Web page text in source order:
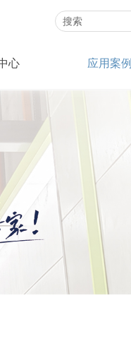
心 应用案例